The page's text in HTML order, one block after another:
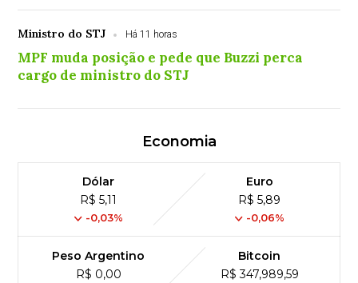
Ministro do STJ Há 11 horas
MPF muda posição e pede que Buzzi perca
cargo de ministro do STJ
Economia
Dólar
R$ 5,11
-0,03%
Euro
R$ 5,89
-0,06%
Peso Argentino
R$ 0,00
Bitcoin
R$ 347,989,59